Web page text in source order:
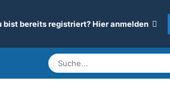
bist bereits registriert? Hier anmelden